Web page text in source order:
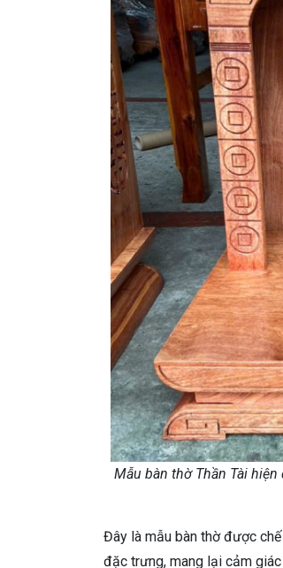
Mẫu bàn thờ Thần Tài
Đây là mẫu bàn thờ được
đặc trưng, mang lại cảm